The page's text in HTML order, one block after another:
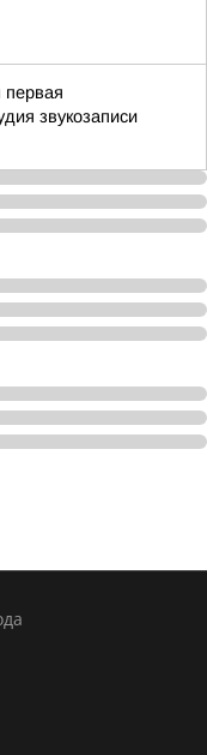
первая
звукозаписи